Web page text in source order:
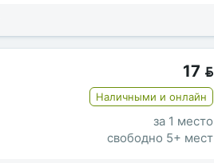
17 
Наличными и онлайн
за 1 место
свободно 5+ мест